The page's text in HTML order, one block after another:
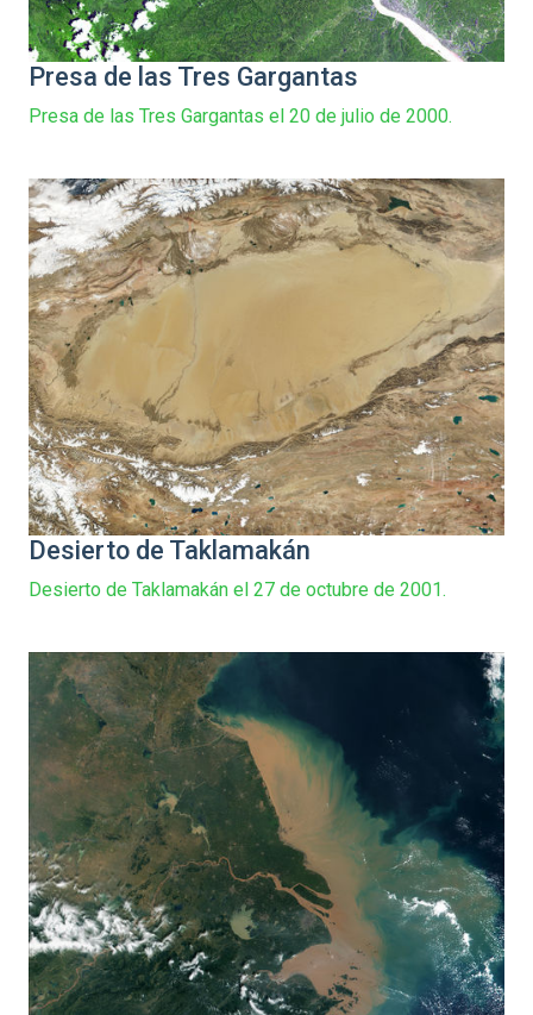
Presa de las Tres Gargantas
Presa de las Tres Gargantas el 20 de julio de 2000.
Desierto de Taklamakán
Desierto de Taklamakán el 27 de octubre de 2001.